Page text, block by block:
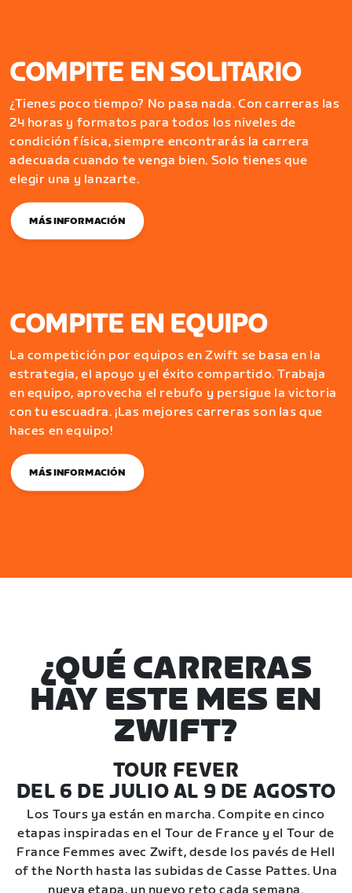
COMPITE EN SOLITARIO
¿Tienes poco tiempo? No pasa nada. Con carreras las
24 horas y formatos para todos los niveles de
condición física, siempre encontrarás la carrera
adecuada cuando te venga bien. Solo tienes que
elegir una y lanzarte.
MÁS INFORMACIÓN
COMPITE EN EQUIPO
La competición por equipos en Zwift se basa en la
estrategia, el apoyo y el éxito compartido. Trabaja
en equipo, aprovecha el rebufo y persigue la victoria
con tu escuadra. ¡Las mejores carreras son las que
haces en equipo!
MÁS INFORMACIÓN
¿QUÉ CARRERAS
HAY ESTE MES EN
ZWIFT?
TOUR FEVER
DEL 6 DE JULIO AL 9 DE AGOSTO
Los Tours ya están en marcha. Compite en cinco
etapas inspiradas en el Tour de France y el Tour de
France Femmes avec Zwift, desde los pavés de Hell
of the North hasta las subidas de Casse Pattes. Una